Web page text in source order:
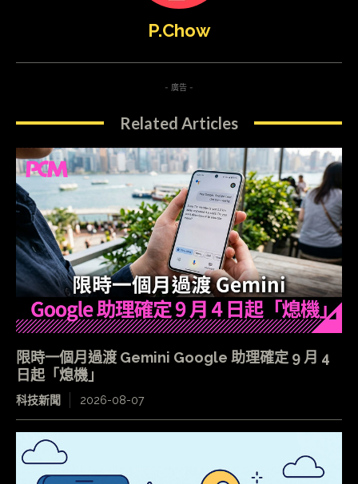
P.Chow
- 廣告 -
Related Articles
限時一個月過渡 Gemini Google 助理確定 9 月 4
日起「熄機」
科技新聞 2026-08-07